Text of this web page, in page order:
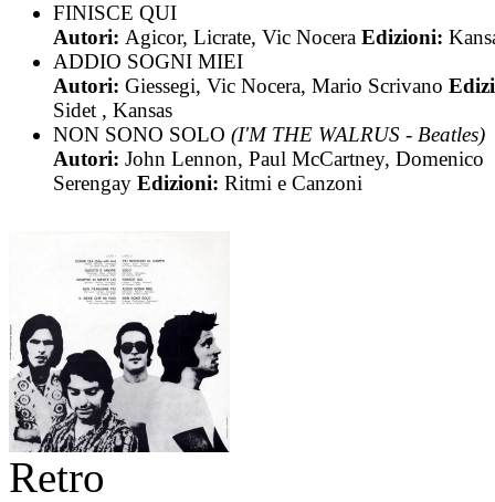
FINISCE QUI
Autori: Agicor, Licrate, Vic Nocera Edizioni:
ADDIO SOGNI MIEI
Autori: Giessegi, Vic Nocera, Mario Scrivano
Sidet , Kansas
NON SONO SOLO (I'M THE WALRUS - Beatles)
Autori: John Lennon, Paul McCartney, Domenico
Serengay Edizioni: Ritmi e Canzoni
Retro